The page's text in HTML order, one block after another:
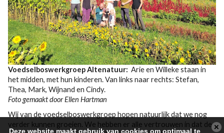
Voedselboswerkgroep Altenatuur: Arie en Willeke staan in
het midden, met hun kinderen. Van links naar rechts: Stefan,
Thea, Mark, Wijnand en Cindy.
Foto gemaakt door Ellen Hartman
Wij van de voedselboswerkgroep hopen natuurlijk dat we nog
verder kunnen groeien. We hebben er alle vertrouwen in dat de
Deze website maakt gebruik van cookies om optimaal te